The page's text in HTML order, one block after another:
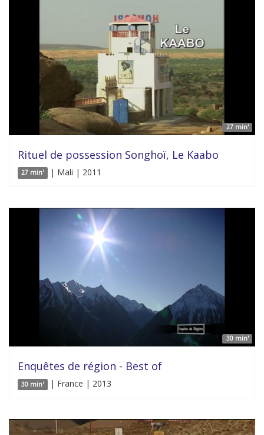
27 min'
Rituel de possession Songhoï, Le Kaabo
27 min' | Mali | 2011
30 min'
Enquêtes de région - Best of
30 min' | France | 2013